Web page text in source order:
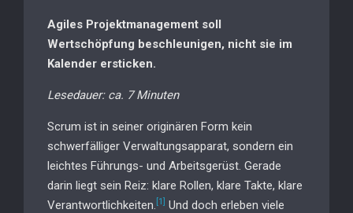
Agiles Projektmanagement soll
Wertschöpfung beschleunigen, nicht sie im
Kalender ersticken.
Lesedauer: ca. 7 Minuten
Scrum ist in seiner originären Form kein
schwerfälliger Verwaltungsapparat, sondern ein
leichtes Führungs- und Arbeitsgerüst. Gerade
darin liegt sein Reiz: klare Rollen, klare Takte, klare
Verantwortlichkeiten. [1] Und doch erleben viele